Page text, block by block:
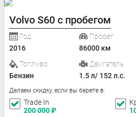
Volvo S60 с пробегом
Год
2016
Пробег
86000 км
Топливо
Бензин
Двигатель
1.5 л/ 152 л.с.
Делаем скидку, если вы берете в:
Trade In
200 000₽